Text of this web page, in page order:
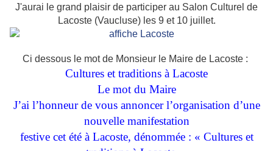
J'aurai le grand plaisir de participer au Salon Culturel de
Lacoste (Vaucluse) les 9 et 10 juillet.
Ci dessous le mot de Monsieur le Maire de Lacoste :
Cultures et traditions à Lacoste
Le mot du Maire
J’ai l’honneur de vous annoncer l’organisation d’une
nouvelle manifestation
festive cet été à Lacoste, dénommée : « Cultures et